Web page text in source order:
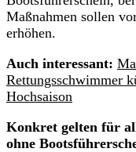
Maßnahmen sollen
erhöhen.
Auch interessant:
Rettungsschwimmer
Hochsaison
Konkret gelten für
ohne